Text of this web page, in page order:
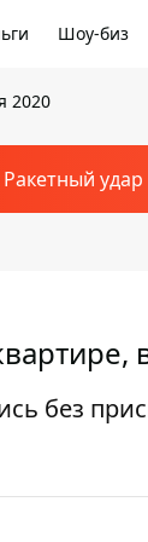
Шоу-биз
2020
Ракетный удар
без